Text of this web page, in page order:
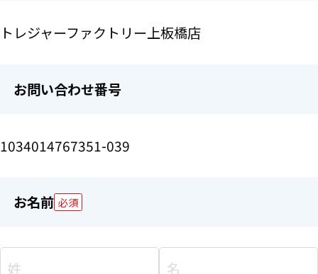
トレジャーファクトリー上板橋店
お問い合わせ番号
1034014767351-039
お名前 必須